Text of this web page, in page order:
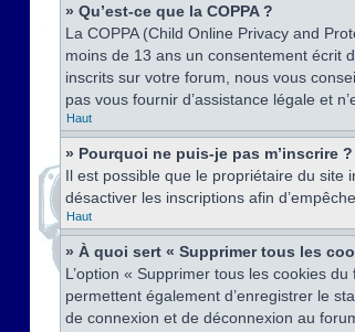
» Qu’est-ce que la COPPA ?
La COPPA (Child Online Privacy and
moins de 13 ans un consentement écrit
inscrits sur votre forum, nous vous
pas vous fournir d’assistance légale et
Haut
» Pourquoi ne puis-je pas m’inscrire ?
Il est possible que le propriétaire du site
désactiver les inscriptions afin
Haut
» À quoi sert « Supprimer tous les
L’option « Supprimer tous les cookies
permettent également d’enregistrer le
de connexion et de déconnexion au